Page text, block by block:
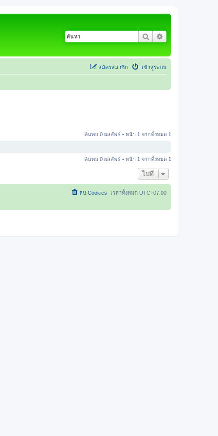
ค้นหา
เข้าสู่ระบบ
สมัครสมาชิก
ค้นพบ 0 ผลลัพธ์ • หน้า 1 จากทั้งหมด 1
ค้นพบ 0 ผลลัพธ์ • หน้า 1 จากทั้งหมด 1
ไปที่
เวลาทั้งหมด UTC+07:00
ลบ Cookies